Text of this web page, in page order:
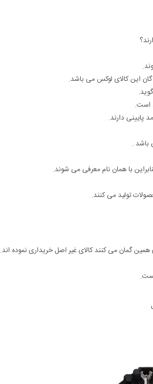
گان این کالای لوکس می باشد.
است.
پایینی دارند.
باشد .
با همان نام معرفی می شوند.
تولید می کنند.
گمان می کنند کالای غیر اصل خریداری نموده اند.